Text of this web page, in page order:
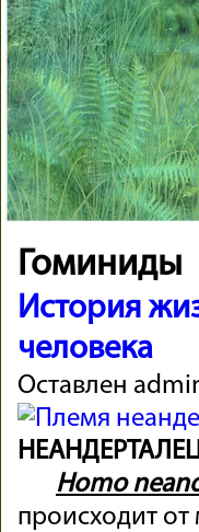
Гоминиды
История
человека
Оставлен
Homo
происходит